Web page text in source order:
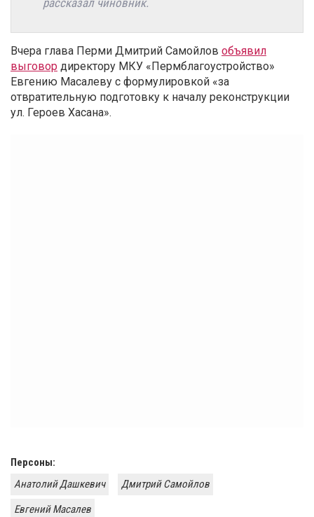
рассказал чиновник.
Вчера глава Перми Дмитрий Самойлов объявил
выговор директору МКУ «Пермблагоустройство»
Евгению Масалеву с формулировкой «за
отвратительную подготовку к началу реконструкции
ул. Героев Хасана».
Персоны:
Анатолий Дашкевич
Дмитрий Самойлов
Евгений Масалев